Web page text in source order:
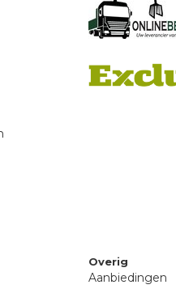
Overig
Aanbiedingen